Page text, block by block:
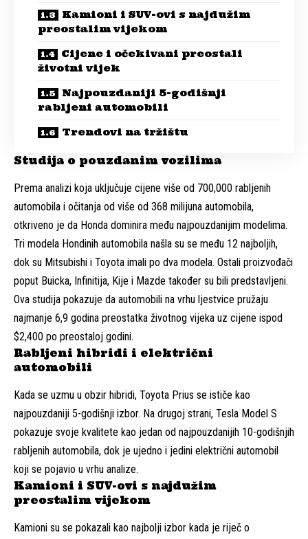
Kamioni i SUV-ovi s najdužim
preostalim vijekom
Cijene i očekivani preostali
životni vijek
Najpouzdaniji 5-godišnji
rabljeni automobili
Trendovi na tržištu
Studija o pouzdanim vozilima
Prema analizi koja uključuje cijene više od 700,000 rabljenih
automobila i očitanja od više od 368 milijuna automobila,
otkriveno je da Honda dominira među najpouzdanijim modelima.
Tri modela Hondinih automobila našla su se među 12 najboljih,
dok su Mitsubishi i Toyota imali po dva modela. Ostali proizvođači
poput Buicka, Infinitija, Kije i Mazde također su bili predstavljeni.
Ova studija pokazuje da automobili na vrhu ljestvice pružaju
najmanje 6,9 godina preostatka životnog vijeka uz cijene ispod
$2,400 po preostaloj godini.
Rabljeni hibridi i električni
automobili
Kada se uzmu u obzir hibridi, Toyota Prius se ističe kao
najpouzdaniji 5-godišnji izbor. Na drugoj strani, Tesla Model S
pokazuje svoje kvalitete kao jedan od najpouzdanijih 10-godišnjih
rabljenih automobila, dok je ujedno i jedini električni automobil
koji se pojavio u vrhu analize.
Kamioni i SUV-ovi s najdužim
preostalim vijekom
Kamioni su se pokazali kao najbolji izbor kada je riječ o